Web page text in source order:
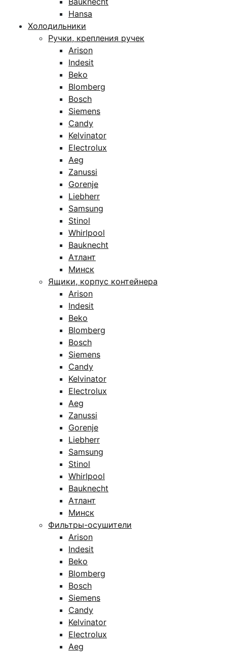
Hansa
Холодильники
Ручки, крепления ручек
Arison
Indesit
Beko
Blomberg
Bosch
Siemens
Candy
Kelvinator
Electrolux
Aeg
Zanussi
Gorenje
Liebherr
Samsung
Stinol
Whirlpool
Bauknecht
Атлант
Минск
Ящики, корпус контейнера
Arison
Indesit
Beko
Blomberg
Bosch
Siemens
Candy
Kelvinator
Electrolux
Aeg
Zanussi
Gorenje
Liebherr
Samsung
Stinol
Whirlpool
Bauknecht
Атлант
Минск
Фильтры-осушители
Arison
Indesit
Beko
Blomberg
Bosch
Siemens
Candy
Kelvinator
Electrolux
Aeg